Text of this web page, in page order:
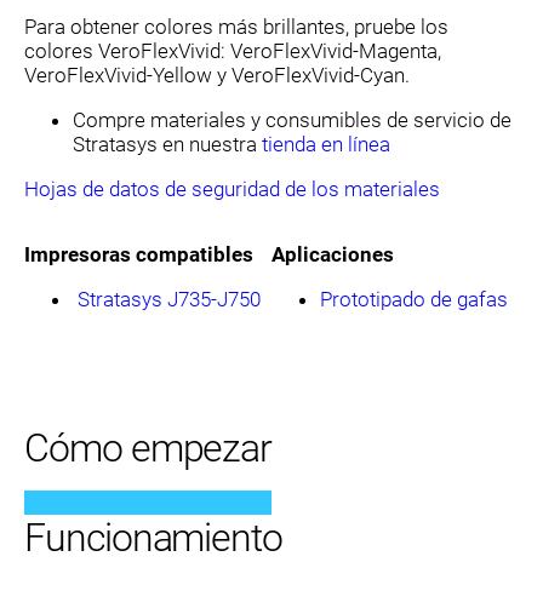
Para obtener colores más brillantes, pruebe los
colores VeroFlexVivid: VeroFlexVivid-Magenta,
VeroFlexVivid-Yellow y VeroFlexVivid-Cyan.
Compre materiales y consumibles de servicio de
Stratasys en nuestra tienda en línea
Hojas de datos de seguridad de los materiales
Impresoras compatibles
Stratasys J735-J750
Aplicaciones
Prototipado de gafas
Cómo empezar
Funcionamiento